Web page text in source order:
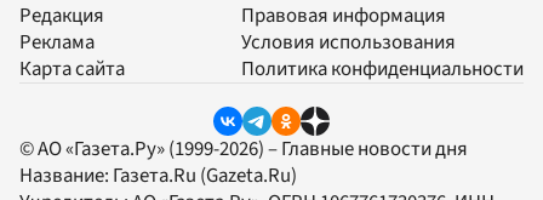
Редакция
Реклама
Карта сайта
Правовая информация
Условия использования
Политика конфиденциальности
© АО «Газета.Ру» (1999-2026) – Главные новости дня
Название: Газета.Ru (Gazeta.Ru)